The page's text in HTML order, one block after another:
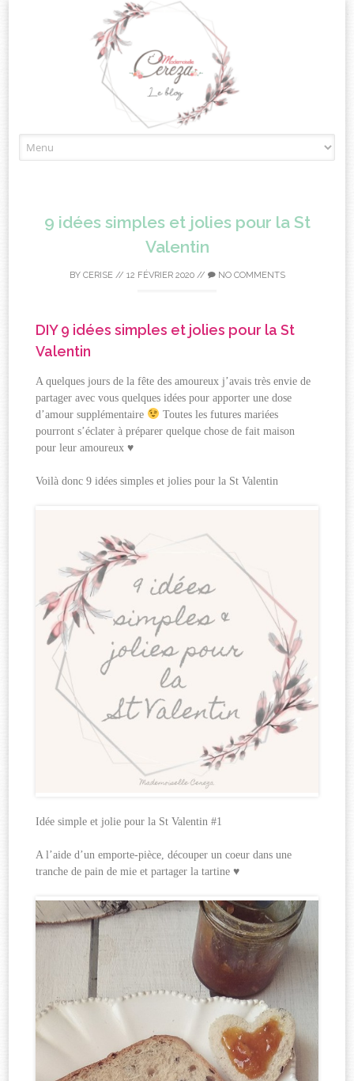
to
9 idées simples et jolies pour la St
Valentin
BY CERISE// 12 FÉVRIER 2020// NO COMMENTS
DIY 9 idées simples et jolies pour la St
Valentin
A quelques jours de la fête des amoureux j’avais très envie de
partager avec vous quelques idées pour apporter une dose
d’amour supplémentaire
Toutes les futures mariées
pourront s’éclater à préparer quelque chose de fait maison
pour leur amoureux♥
Voilà donc 9 idées simples et jolies pour la St Valentin
Idée simple et jolie pour la St Valentin #1
A l’aide d’un emporte-pièce, découper un coeur dans une
tranche de pain de mie et partager la tartine ♥